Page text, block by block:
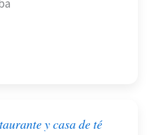
y casa de té